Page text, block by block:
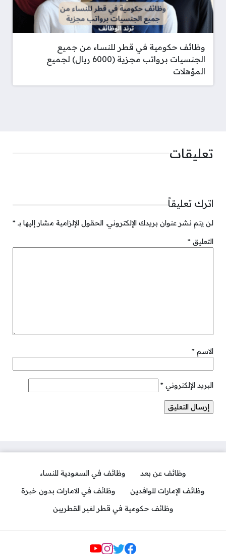
وظائف حكومية في قطر للنساء من جميع
الجنسيات برواتب مجزية (6000 ريال) لجميع
المؤهلات
تعليقات
اترك تعليقاً
لن يتم نشر عنوان بريدك الإلكتروني. الحقول الإلزامية مشار إليها بـ *
التعليق *
الاسم *
البريد الإلكتروني *
وظائف عن بعد
وظائف في السعودية للنساء
وظائف الإمارات للوافدين
وظائف في الامارات بدون خبرة
وظائف حكومية في قطر لغير القطريين